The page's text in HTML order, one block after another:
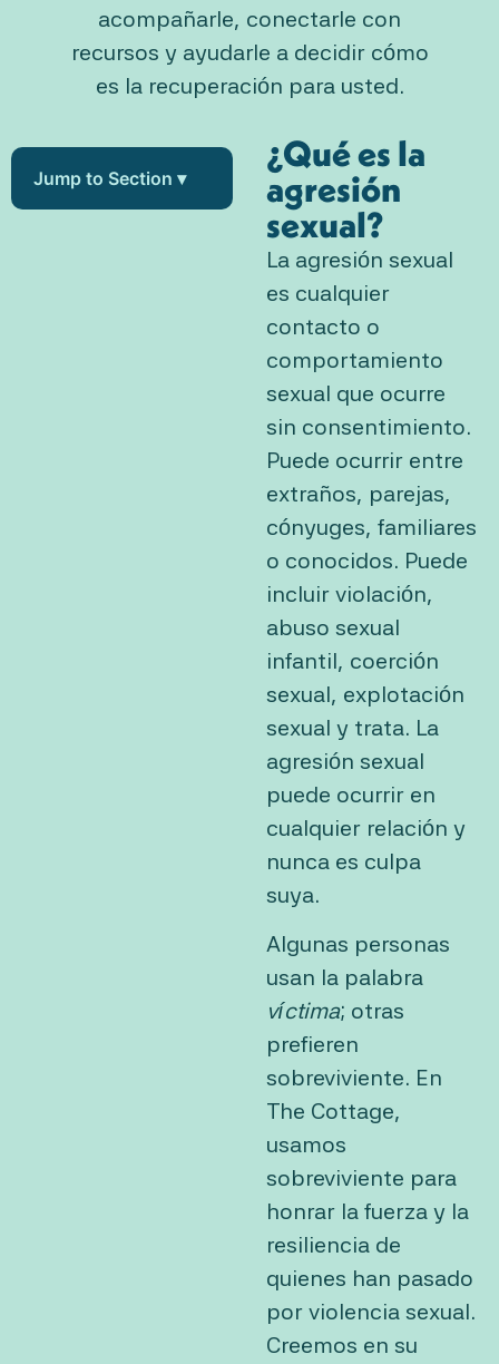
acompañarle, conectarle con
recursos y ayudarle a decidir cómo
es la recuperación para usted.
Jump to Section ▾
¿Qué es la
agresión
sexual?
La agresión sexual
es cualquier
contacto o
comportamiento
sexual que ocurre
sin consentimiento.
Puede ocurrir entre
extraños, parejas,
cónyuges, familiares
o conocidos. Puede
incluir violación,
abuso sexual
infantil, coerción
sexual, explotación
sexual y trata. La
agresión sexual
puede ocurrir en
cualquier relación y
nunca es culpa
suya.
Algunas personas
usan la palabra
víctima; otras
prefieren
sobreviviente. En
The Cottage,
usamos
sobreviviente para
honrar la fuerza y la
resiliencia de
quienes han pasado
por violencia sexual.
Creemos en su